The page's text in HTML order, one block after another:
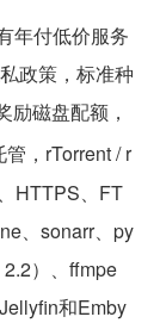
年付低价服务
政策，标准种
磁盘配额，
，rTorrent / r
HTTPS、FT
、sonarr、py
）、ffmpe
和Emby